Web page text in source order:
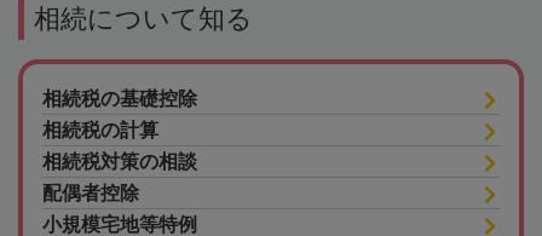
相続について知る
相続税の基礎控除
相続税の計算
相続税対策の相談
配偶者控除
小規模宅地等特例